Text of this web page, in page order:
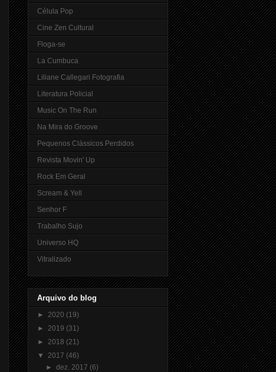
Célula Pop
Cine Zen Cultural
Floga-se
La Cumbuca
Liliane Callegari Fotografia
Literatura Policial
Music On The Run
Na Mira do Groove
Pequenos Clássicos Perdidos
Revista Movin' Up
Rock Em Geral
Scream & Yell
Senhor F
Trabalho Sujo
Universo HQ
Vitralizado
Arquivo do blog
► 2020 (19)
► 2019 (31)
► 2018 (21)
▼ 2017 (46)
►dez. 2017 (6)